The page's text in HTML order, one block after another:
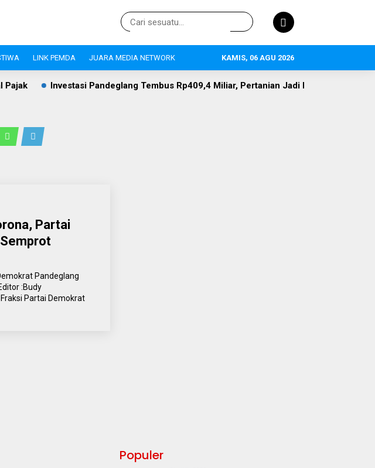
LINK PEMDA JUARA MEDIA NETWORK KAMIS, 06 AGU 2026
Pandeglang Tembus Rp409,4 Miliar, Pertanian Jadi Primadona, 634 Tenaga Kerja
Partai
Pandeglang
:Budy
Fraksi Partai Demokrat
Populer